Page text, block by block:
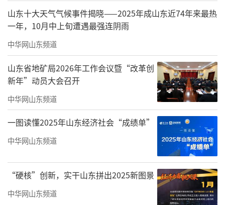
可以归纳为三点：一是凝结了企业文化、二是
历练了企业队伍、三是打造了企业良品。
11层的贵宾室有一幅字画，6个字——敬天
礼地爱人。这6个字体现的是中国优秀传统文
化，如今绿地泉集团对这6个字赋予了现代含
义，集中体现在绿地泉集团厚道经营的理念和5
0年的发展历程中。一个企业没有文化就相当于
一个人没有灵魂。没有灵魄的人则一事无成。
所以绿地泉集团50年的发展，首先归因于企业
文化。第二历练了企业队伍。这支队伍，是集
团50年发展历程中克服困难不断前行的骨干。
一个企业没有骨干队伍，就相当于一个人没有
山东十大天气气候事件揭晓——2025年成山东近74年来最热
一年，10月中上旬遭遇最强连阴雨
中华网山东频道
山东省地矿局2026年工作会议暨“改革创
新年”动员大会召开
中华网山东频道
一图读懂2025年山东经济社会“成绩单”
中华网山东频道
“硬核”创新，实干山东拼出2025新图景
中华网山东频道